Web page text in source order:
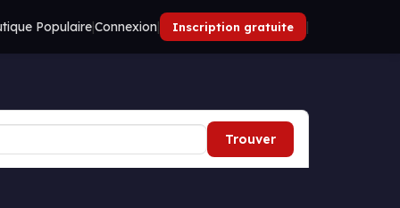
Populaire|Connexion| Inscription gratuite |
Trouver